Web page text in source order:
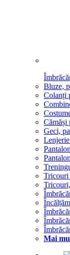
Bluze,
Colanți
Cămăși
Geci,
Tricouri
Mai